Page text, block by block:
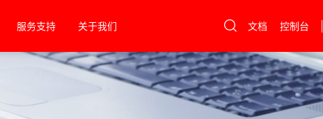
服务支持 关于我们
云服务器直达热门产品
控制台
产品
高防服务器
文档 控制台